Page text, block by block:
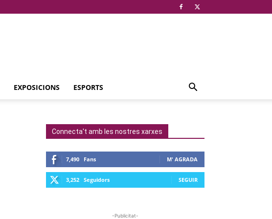
EXPOSICIONS ESPORTS
Connecta't amb les nostres xarxes
7,490 Fans M' AGRADA
3,252 Seguidors SEGUIR
-Publicitat-